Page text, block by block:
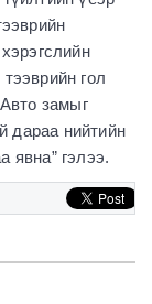
гол
замыг
дараа нийтийн
явна” гэлээ.